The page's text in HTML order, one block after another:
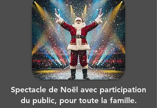
Spectacle de Noël avec participation
du public, pour toute la famille.